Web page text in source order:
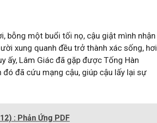
bỗng một buổi tối nọ, cậu giật mình nhận
xung quanh đều trở thành xác sống, hơi
ấy, Lâm Giác đã gặp được Tống Hàn
đã cứu mạng cậu, giúp cậu lấy lại sự
: Phản Ứng PDF